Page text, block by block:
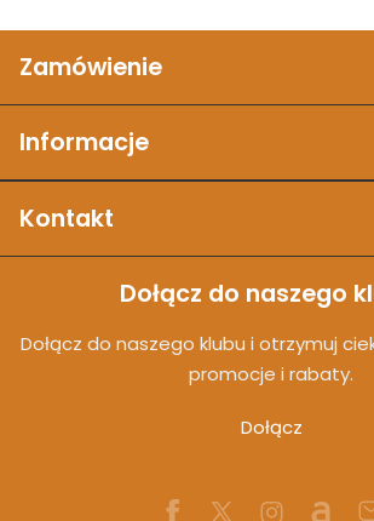
Zamówienie
Informacje
Kontakt
Dołącz do naszego
Dołącz do naszego klubu i otrzymuj
promocje i rabaty.
Dołącz